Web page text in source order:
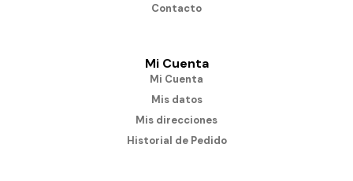
Contacto
Mi Cuenta
Mi Cuenta
Mis datos
Mis direcciones
Historial de Pedido